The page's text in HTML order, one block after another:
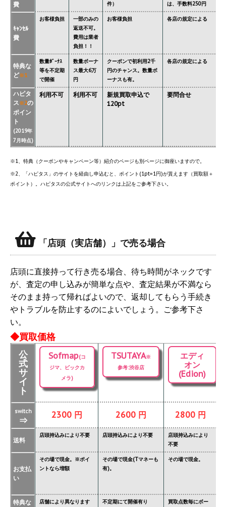
費
件）
は、手数料250円
ｷｬﾝｾﾙ
費
お客様負担
一部のみの
返送不可。
費用は業者
負担！！
お客様負担 各店の規定による
特典な
ど※1
数量ﾎﾞｰﾅｽ
等を不定期
で開催
数量ボーナ
ス最大6万
円
クーポンで初利用2千
円のチャンス。数量ボ
ーナスも有。
各店の規定による
ハピタ
ス※2の
ポイン
ト
(2019年
7月時点)
利用不可 利用不可
新規買取申込で
120pt
要問合せ
※1、特典（クーポンやキャンペーン等）紹介のページも別ページに御座いますので。
※2、「ハピタス」のサイトを経由し申込むと、ポイント(1pt=1円)が貰えます（買取額＋
ポイント）。ハピタスの公式サイトへのリンクは上記をご参考下さい。
「店頭（実店舗）」で売る場合
店頭に直接持って行き売る場合、待ち時間がネックです
が、査定の申し込みが簡単な点や、査定結果が不満なら
そのまま持って帰ればよいので、返却してもらう手続き
やトラブルを防止するのによいでしょう。ご参考下さ
い。
◆買取価格
公
式
サ
イ
ト
Sofmap(コ
ジマ、ビックカ
メラ)
TSUTAYA※
参考:渋谷店
エディ
オン
(Edion)
switch
⇒ 2300 円 2600 円 2800 円
送料
店頭持込みにより不要 店頭持込みにより不要
店頭持込みにより
不要
お支払
い
その場で現金。※ポイ
ントなら増額
その場で現金(Tマネーも
有)。
その場で現金。
特典な
店舗により異なります 不定期にて開催有り
買取点数毎にボー